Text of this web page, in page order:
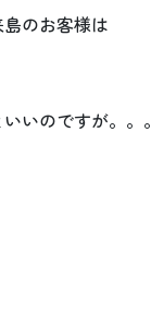
のお客様は
いのですが。。。